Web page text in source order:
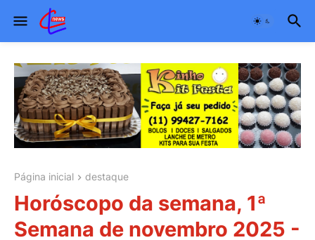
Página inicial destaque
Horóscopo da semana, 1ª
Semana de novembro 2025 -